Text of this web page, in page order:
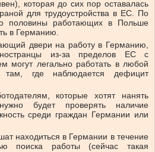
которая до сих пор оставалась
для трудоустройства в ЕС. По
половины работающих в Польше
в Германию.
двери на работу в Германию,
из-за пределов ЕС с
могут легально работать в любой
где наблюдается дефицит
которые хотят нанять
будет проверять наличие
среди граждан Германии или
находиться в Германии в течение
поиска работы (сейчас такая